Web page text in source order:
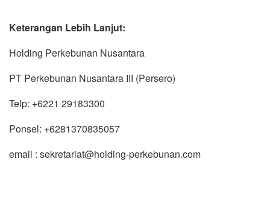
Keterangan Lebih Lanjut:
Holding Perkebunan Nusantara
PT Perkebunan Nusantara III (Persero)
Telp: +6221 29183300
Ponsel: +6281370835057
email : sekretariat@holding-perkebunan.com